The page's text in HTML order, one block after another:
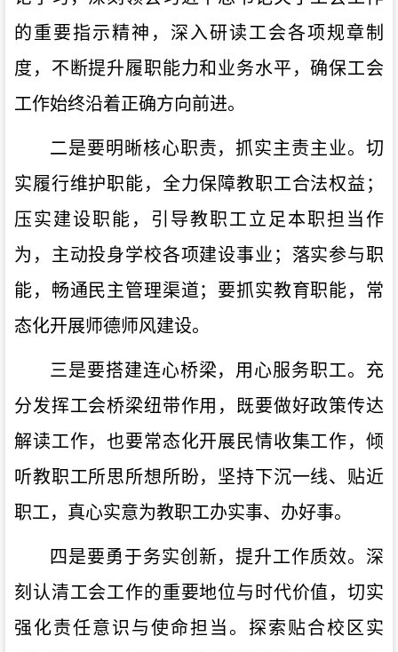
的重要指示精神，深入研读工会各项规章制
度，不断提升履职能力和业务水平，确保工会
工作始终沿着正确方向前进。
二是要明晰核心职责，抓实主责主业。切
实履行维护职能，全力保障教职工合法权益；
压实建设职能，引导教职工立足本职担当作
为，主动投身学校各项建设事业；落实参与职
能，畅通民主管理渠道；要抓实教育职能，常
态化开展师德师风建设。
三是要搭建连心桥梁，用心服务职工。充
分发挥工会桥梁纽带作用，既要做好政策传达
解读工作，也要常态化开展民情收集工作，倾
听教职工所思所想所盼，坚持下沉一线、贴近
职工，真心实意为教职工办实事、办好事。
四是要勇于务实创新，提升工作质效。深
刻认清工会工作的重要地位与时代价值，切实
强化责任意识与使命担当。探索贴合校区实